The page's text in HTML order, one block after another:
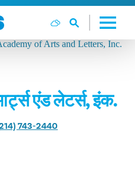
एंड लेटर्स, इंक.
743-2440